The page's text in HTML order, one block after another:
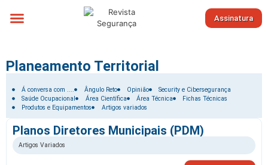
Assinatura
Planeamento Territorial
Filtrar por:
Á conversa com .... Ângulo Reto Opinião
Security e Cibersegurança
Saúde Ocupacional
Área Científica Área Técnica
Fichas Técnicas
Produtos e Equipamentos
Artigos variados
Planos Diretores Municipais (PDM)
Artigos Variados